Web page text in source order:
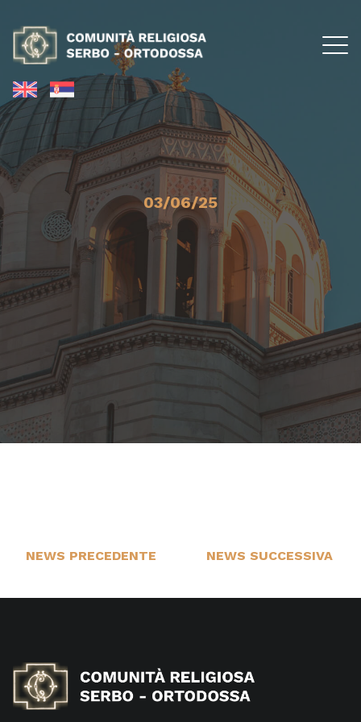
03/06/25
NEWS PRECEDENTE NEWS SUCCESSIVA